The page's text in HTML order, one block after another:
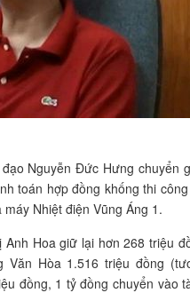
Nguyễn Đức Hưng chuyển
toán hợp đồng khống thi
Nhiệt điện Vũng Áng 1.
Hoa giữ lại hơn 268 triệu
Hòa 1.516 triệu đồng
đồng, 1 tỷ đồng chuyển vào